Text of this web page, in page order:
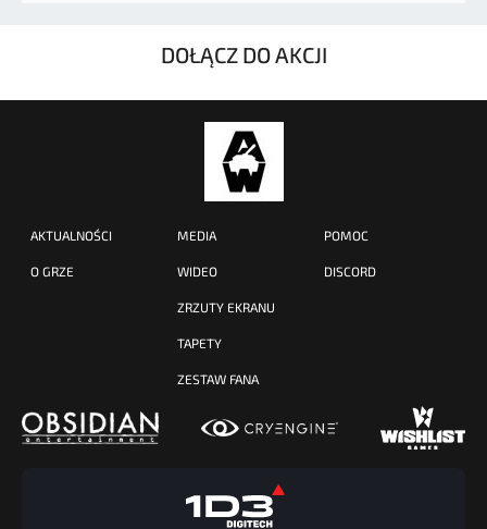
DOŁĄCZ DO AKCJI
AKTUALNOŚCI
O GRZE
MEDIA
WIDEO
ZRZUTY EKRANU
TAPETY
ZESTAW FANA
POMOC
DISCORD